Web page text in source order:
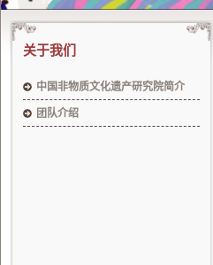
关于我们
中国非物质文化遗产研究院简介
团队介绍